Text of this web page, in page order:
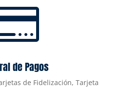
de Pagos
de Fidelización, Tarjeta